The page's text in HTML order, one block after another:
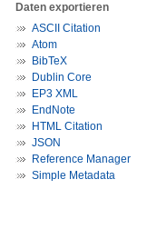
Daten exportieren
ASCII Citation
Atom
BibTeX
Dublin Core
EP3 XML
EndNote
HTML Citation
JSON
Reference Manager
Simple Metadata